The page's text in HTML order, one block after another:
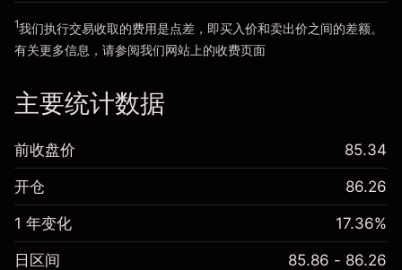
1我们执行交易收取的费用是点差，即买入价和卖出价之间的差额。
有关更多信息，请参阅我们网站上的收费页面
主要统计数据
前收盘价 85.34
开仓 86.26
1 年变化 17.36%
日区间 85.86 - 86.26